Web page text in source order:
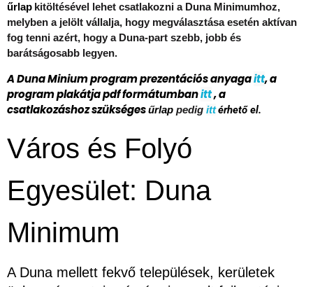
űrlap kitöltésével lehet csatlakozni a Duna Minimumhoz,
melyben a jelölt vállalja, hogy megválasztása esetén aktívan
fog tenni azért, hogy a Duna-part szebb, jobb és
barátságosabb legyen.
A Duna Minium program prezentációs anyagaitt, a
program plakátja pdf formátumbanitt, a
csatlakozáshoz szükségesűrlap pedig ittérhető el.
Város és Folyó
Egyesület: Duna
Minimum
A Duna mellett fekvő települések, kerületek